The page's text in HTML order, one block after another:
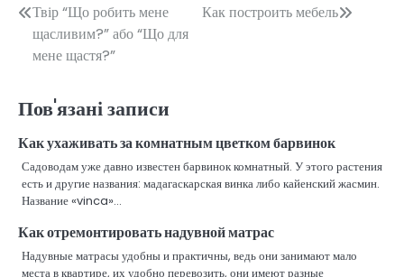
Навігація
записів
Твір “Що робить мене
щасливим?” або “Що для
мене щастя?”
Как построить мебель
Пов'язані записи
Как ухаживать за комнатным цветком барвинок
Садоводам уже давно известен барвинок комнатный. У этого растения
есть и другие названия: мадагаскарская винка либо кайенский жасмин.
Название «vinca»…
Как отремонтировать надувной матрас
Надувные матрасы удобны и практичны, ведь они занимают мало
места в квартире, их удобно перевозить, они имеют разные